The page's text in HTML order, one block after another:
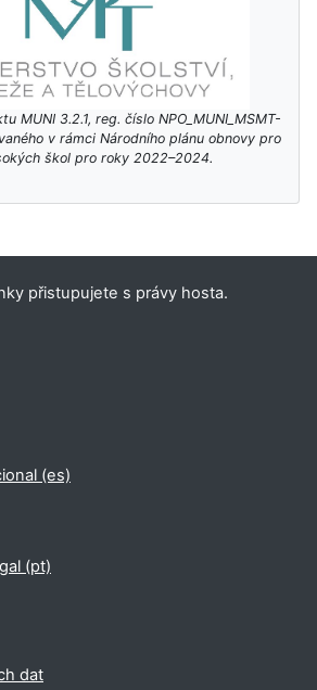
MUNI 3.2.1, reg. číslo NPO_MUNI_MSMT-
v rámci Národního plánu obnovy pro
škol pro roky 2022–2024.
přistupujete s právy hosta.
‎(es)‎
‎(pt)‎
dat